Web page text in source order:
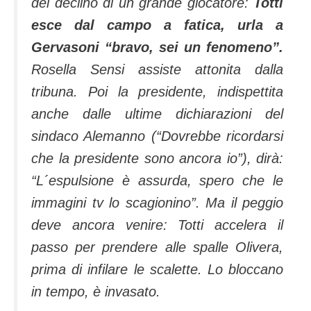
esce dal campo a fatica, urla a
Gervasoni “bravo, sei un fenomeno”.
Rosella Sensi assiste attonita dalla
tribuna. Poi la presidente, indispettita
anche dalle ultime dichiarazioni del
sindaco Alemanno (“Dovrebbe ricordarsi
che la presidente sono ancora io”), dirà:
“L´espulsione è assurda, spero che le
immagini tv lo scagionino”. Ma il peggio
deve ancora venire: Totti accelera il
passo per prendere alle spalle Olivera,
prima di infilare le scalette. Lo bloccano
in tempo, è invasato.